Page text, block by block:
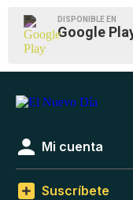
DISPONIBLE EN
Google
Mi cuenta
Suscríbete